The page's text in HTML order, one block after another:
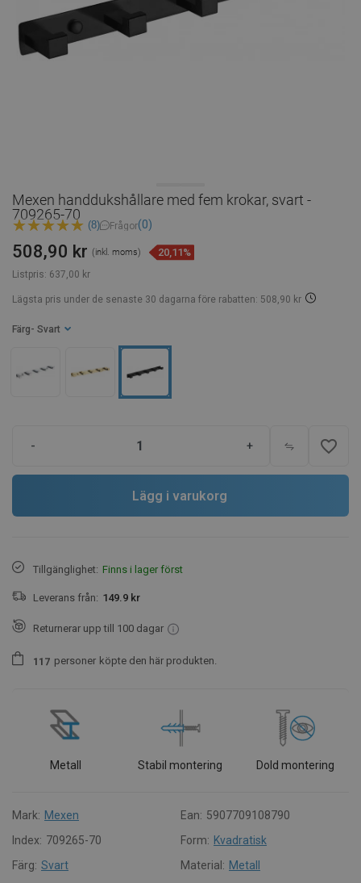
Mexen handdukshållare med fem krokar, svart -
709265-70
(8) Frågor(0)
Listpris: 637,00 kr
508,90 kr (inkl. moms) 20,11%
Lägsta pris under de senaste 30 dagarna före rabatten: 508,90 kr
Färg - Svart
- + favorite_border
Lägg i varukorg
Tillgänglighet: Finns i lager först
Leverans från: 149.9 kr
Returnerar upp till 100 dagar
1 1 7 personer köpte den här produkten.
Metall Stabil montering Dold montering
Mark: Mexen Ean: 5907709108790
Index: 709265-70 Form: Kvadratisk
Färg: Svart Material: Metall